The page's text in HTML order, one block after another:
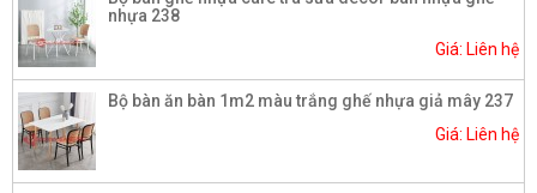
nhựa 238
Giá: Liên hệ
Bộ bàn ăn bàn 1m2 màu trắng ghế nhựa giả mây 237
Giá: Liên hệ